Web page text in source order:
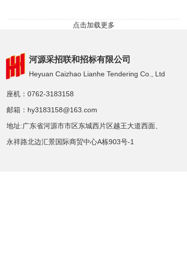
点击加载更多
河源采招联和招标有限公司
Heyuan Caizhao Lianhe Tendering Co., Ltd
座机：0762-3183158
邮箱：hy3183158@163.com
地址:广东省河源市市区东城西片区越王大道西面、
永祥路北边汇景国际商贸中心A栋903号-1